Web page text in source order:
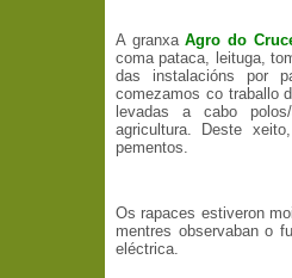
A granxaAgro do
coma pataca, leituga,
das instalacións por
comezamos co traballo
levadas a cabo
agricultura. Deste
pementos.
Os rapaces estiveron
mentres observaban o
eléctrica.